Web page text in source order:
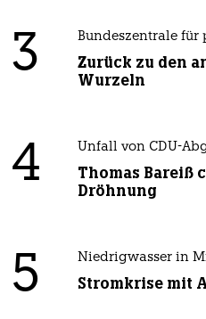
3 Bundeszentrale
Zurück zu den
Wurzeln
4 Unfall von CDU-
Thomas Bareiß
Dröhnung
5 Niedrigwasser in
Stromkrise mit